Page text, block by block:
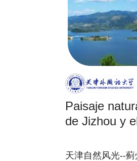
Paisaje
de Jizhou y
天津自然风光--